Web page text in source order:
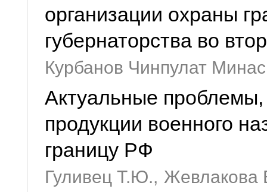
организации охраны
губернаторства во
Курбанов Чинпулат
Актуальные
продукции военного
границу РФ
Гуливец Т.Ю., Жевлакова